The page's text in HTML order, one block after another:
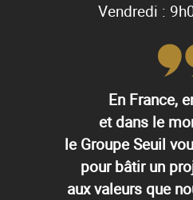
Vendredi :
En France,
et dans le
le Groupe Seuil
pour bâtir un
aux valeurs que